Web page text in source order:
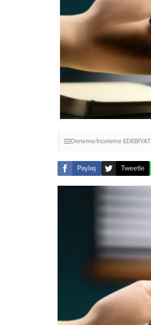
Deneme/İnceleme EDEBİYAT
Paylaş Tweetle